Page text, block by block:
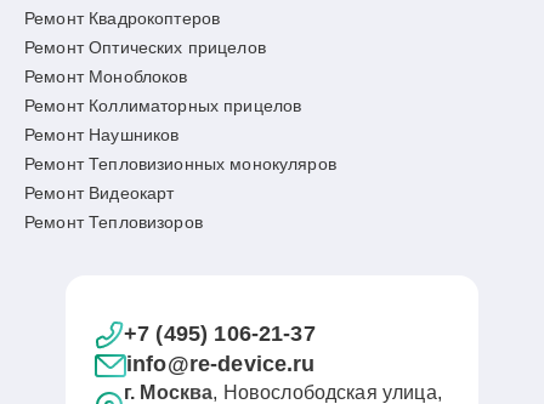
Ремонт Квадрокоптеров
Ремонт Оптических прицелов
Ремонт Моноблоков
Ремонт Коллиматорных прицелов
Ремонт Наушников
Ремонт Тепловизионных монокуляров
Ремонт Видеокарт
Ремонт Тепловизоров
+7 (495) 106-21-37
info@re-device.ru
г. Москва, Новослободская улица,